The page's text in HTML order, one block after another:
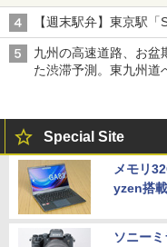
【週末駅弁】東京駅
九州の高速道路、お盆
た渋滞予測。東九州道
Special Site
メモリ
yzen搭
ソニー